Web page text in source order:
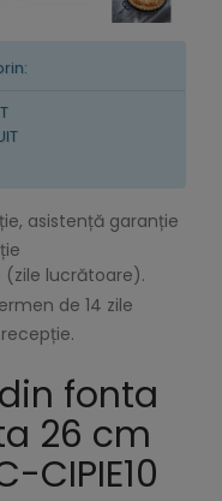
asistență garanție
(zile lucrătoare).
de 14 zile
fonta
26 cm
CIPIE10